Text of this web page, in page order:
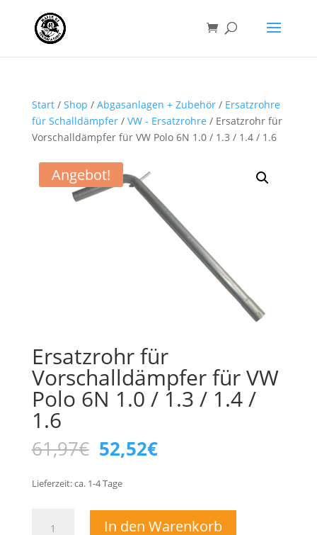
Start/ Shop / Abgasanlagen + Zubehör/ Ersatzrohre
für Schalldämpfer/ VW - Ersatzrohre / Ersatzrohr für
Vorschalldämpfer für VW Polo 6N 1.0 / 1.3 / 1.4 / 1.6
Angebot!
Ersatzrohr für
Vorschalldämpfer für VW
Polo 6N 1.0 / 1.3 / 1.4 /
1.6
61,97€ Ursprünglicher
Preis
war:
61,97€
52,52€Aktueller
Preis
Lieferzeit:ca. 1-4Tage
In den Warenkorb